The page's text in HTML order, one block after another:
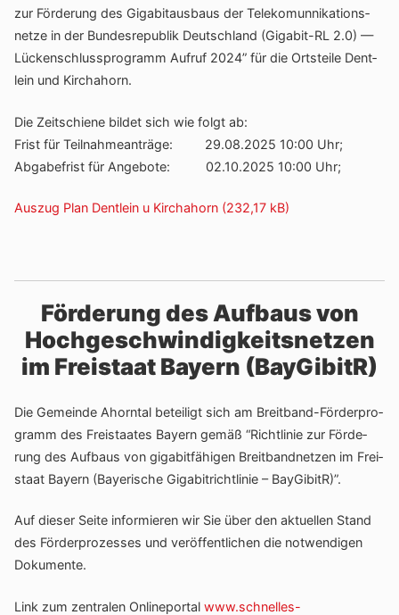
zur Förde­rung des Giga­bit­aus­baus der Tele­komun­ni­ka­ti­ons­
netze in der Bundes­re­pu­blik Deutsch­land (Gigabit-RL 2.0) —
Lücken­schluss­pro­gramm Aufruf 2024” für die Orts­teile Dent­
lein und Kirchahorn.
Die Zeit­schiene bildet sich wie folgt ab:
Frist für Teil­nah­me­an­träge: 29.08.2025 10:00 Uhr;
Abga­be­frist für Ange­bote: 02.10.2025 10:00 Uhr;
Auszug Plan Dent­lein u Kirchahorn
Förderung des Aufbaus von
Hochgeschwindigkeitsnetzen
im Freistaat Bayern (BayGibitR)
Die Gemeinde Ahorntal betei­ligt sich am Breit­band-Förder­pro­
gramm des Frei­staates Bayern gemäß “Richt­linie zur Förde­
rung des Aufbaus von giga­bit­fä­higen Breit­band­netzen im Frei­
staat Bayern (Baye­ri­sche Giga­bi­t­richt­linie – BayGibitR)”.
Auf dieser Seite infor­mieren wir Sie über den aktu­ellen Stand
des Förder­pro­zesses und veröf­fent­li­chen die notwen­digen
Dokumente.
Link zum zentralen Online­portal www.schnelles-